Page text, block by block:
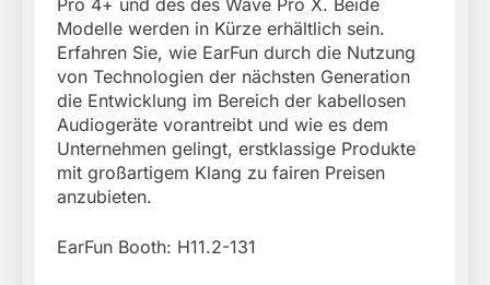
Pro 4+ und des des Wave Pro X. Beide
Modelle werden in Kürze erhältlich sein.
Erfahren Sie, wie EarFun durch die Nutzung
von Technologien der nächsten Generation
die Entwicklung im Bereich der kabellosen
Audiogeräte vorantreibt und wie es dem
Unternehmen gelingt, erstklassige Produkte
mit großartigem Klang zu fairen Preisen
anzubieten.
EarFun Booth: H11.2-131